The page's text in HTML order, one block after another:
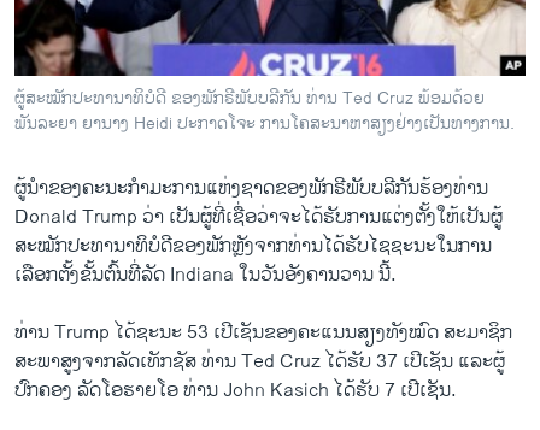
ທຸລະກິດ
ພາສາອັງກິດ
ວີດີໂອ
ລາຍການກະຈາຍສຽງ
ລາຍງານ
ຕິດຕາມພວກເຮົາ ທີ່
ພາສາຕ່າງໆ
ຜູ້ສະໝັກປະທານາທິບໍດີ ຂອງພັກຣີພັບບລີກັນ ທ່ານ Ted Cruz ພ້ອມດ້ວຍ
ພັນລະຍາ ຍານາງ Heidi ປະກາດໂຈະ ການໂຄສະນາຫາສຽງຢ່າງເປັນທາງການ.
ຜູ້ນຳ​ຂອງ​ຄະນະ​ກຳມະການ​ແຫ່ງ​ຊາດ​ຂອງ​ພັກ​ຣີພັບ​ບລີ​ກັນຮ້ອງ​ທ່ານ
Donald Trump ວ່າ ​ເປັນ​ຜູ້​ທີ່​ເຊື່ອ​ວ່າ​ຈະ​ໄດ້ຮັບ​ການ​ແຕ່ງຕັ້ງ​ໃຫ້​ເປັນ​ຜູ້​
ສະໝັກ​ປະທານາທິບໍດີຂອງ​ພັກຫຼັງ​ຈາກ​ທ່ານ​ໄດ້​ຮັບ​ໄຊຊະນະໃນ​ການ​
ເລືອກ​ຕັ້ງຂັ້ນຕົ້ນທີ່​ລັດ Indiana ​ໃນ​ວັນ​ອັງຄານ​ວານ ນີ້.
ທ່ານ Trump ​ໄດ້​ຊະນະ 53 ​ເປີ​ເຊັນ​ຂອງ​ຄະ​ແນນ​ສຽງ​ທັງ​ໝົດ​ ສະມາຊິກ​
ສະພາ​ສູງ​ຈາກ​ລັດ​ເທັກ​ຊັສ ທ່ານ Ted Cruz ​ໄດ້​ຮັບ 37 ​ເປີ​ເຊັນ​ ແລະ​ຜູ້​
ປົກຄອງ ລັດ​ໂອ​ຮາ​ຍ​ໂອ ທ່ານ John Kasich ​ໄດ້​ຮັບ 7​ ​ເປີ​ເຊັນ.